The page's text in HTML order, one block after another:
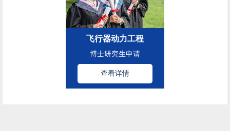
飞行器动力工程
博士研究生申请
查看详情